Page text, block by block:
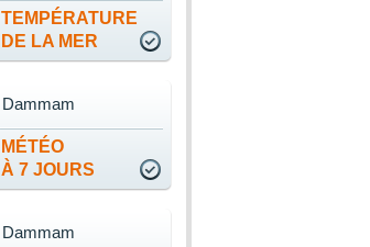
TEMPÉRATURE
DE LA MER
MÉTÉO
À 7 JOURS
Dammam
Dammam